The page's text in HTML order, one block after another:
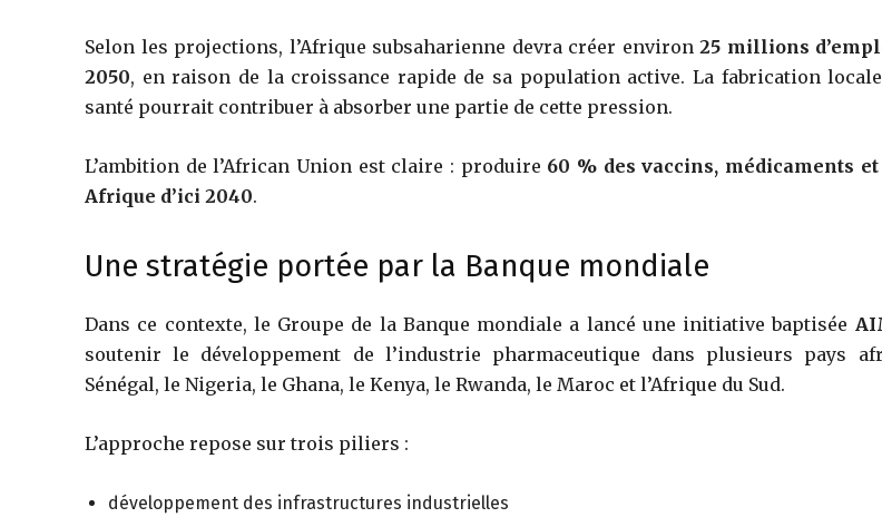
Selon les projections, l’Afrique subsaharienne devra créer environ25 millions
2050, en raison de la croissance rapide de sa population active. La fabrication
santé pourrait contribuer à absorber une partie de cette pression.
L’ambition de l’African Union est claire : produire 60 % des vaccins, médicaments
Afrique d’ici 2040.
Une stratégie portée par la Banque mondiale
Dans ce contexte, le Groupe de la Banque mondiale a lancé une initiative baptisée
soutenir le développement de l’industrie pharmaceutique dans plusieurs pays
Sénégal, le Nigeria, le Ghana, le Kenya, le Rwanda, le Maroc et l’Afrique du Sud.
L’approche repose sur trois piliers :
développement des infrastructures industrielles